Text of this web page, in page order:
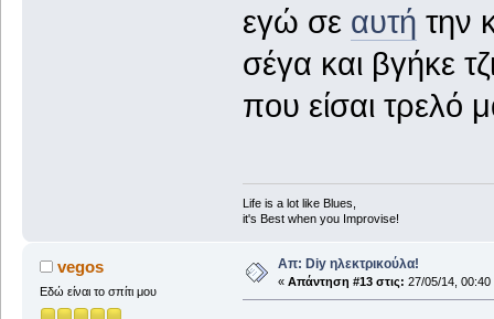
εγώ σε αυτή την
σέγα και βγήκε
που είσαι τρελό
Life is a lot like Blues,
it's Best when you Improvise!
vegos
Εδώ είναι το σπίτι μου
Απ: Diy ηλεκτρικούλα!
« Απάντηση #13 στις: 27/05/14, 00:40